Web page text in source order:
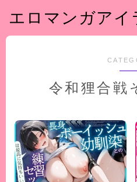
エロマンガアイ
令和狸合戦